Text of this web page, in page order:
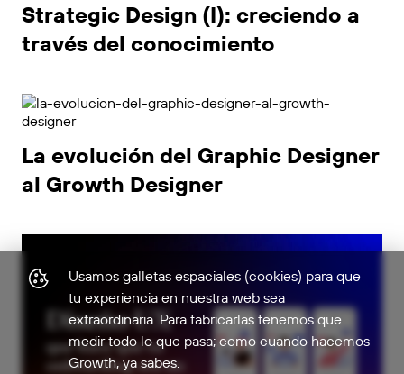
Strategic Design (I): creciendo a
través del conocimiento
La evolución del Graphic Designer
al Growth Designer
Usamos galletas espaciales (cookies) para que
tu experiencia en nuestra web sea
extraordinaria. Para fabricarlas tenemos que
medir todo lo que pasa; como cuando hacemos
Growth, ya sabes.